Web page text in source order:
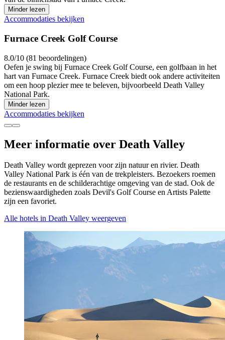
Minder lezen
Accommodaties bekijken
Furnace Creek Golf Course
8.0/10 (81 beoordelingen)
Oefen je swing bij Furnace Creek Golf Course, een golfbaan in het
hart van Furnace Creek. Furnace Creek biedt ook andere activiteiten
om een hoop plezier mee te beleven, bijvoorbeeld Death Valley
National Park.
Minder lezen
Accommodaties bekijken
Meer informatie over Death Valley
Death Valley wordt geprezen voor zijn natuur en rivier. Death
Valley National Park is één van de trekpleisters. Bezoekers roemen
de restaurants en de schilderachtige omgeving van de stad. Ook de
bezienswaardigheden zoals Devil's Golf Course en Artists Palette
zijn een favoriet.
Alle hotels in Death Valley weergeven